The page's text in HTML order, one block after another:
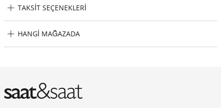
TAKSIT SEÇENEKLERI
HANGI MAĞAZADA